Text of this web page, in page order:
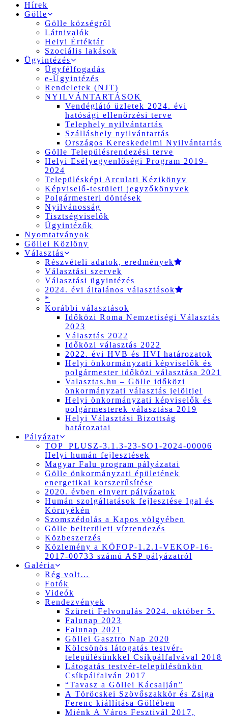
Hírek
Gölle
Gölle községről
Látnivalók
Helyi Értéktár
Szociális lakások
Ügyintézés
Ügyfélfogadás
e-Ügyintézés
Rendeletek (NJT)
NYILVÁNTARTÁSOK
Vendéglátó üzletek 2024. évi
hatósági ellenőrzési terve
Telephely nyilvántartás
Szálláshely nyilvántartás
Országos Kereskedelmi Nyilvántartás
Gölle Településrendezési terve
Helyi Esélyegyenlőségi Program 2019-
2024
Településképi Arculati Kézikönyv
Képviselő-testületi jegyzőkönyvek
Polgármesteri döntések
Nyilvánosság
Tisztségviselők
Ügyintézők
Nyomtatványok
Göllei Közlöny
Választás
Részvételi adatok, eredmények
Választási szervek
Választási ügyintézés
2024. évi általános választások
*
Korábbi választások
Időközi Roma Nemzetiségi Választás
2023
Választás 2022
Időközi választás 2022
2022. évi HVB és HVI határozatok
Helyi önkormányzati képviselők és
polgármester időközi választása 2021
Valasztas.hu – Gölle időközi
önkormányzati választás jelöltjei
Helyi önkormányzati képviselők és
polgármesterek választása 2019
Helyi Választási Bizottság
határozatai
Pályázat
TOP_PLUSZ-3.1.3-23-SO1-2024-00006
Helyi humán fejlesztések
Magyar Falu program pályázatai
Gölle önkormányzati épületének
energetikai korszerűsítése
2020. évben elnyert pályázatok
Humán szolgáltatások fejlesztése Igal és
Környékén
Szomszédolás a Kapos völgyében
Gölle belterületi vízrendezés
Közbeszerzés
Közlemény a KÖFOP-1.2.1-VEKOP-16-
2017-00733 számú ASP pályázatról
Galéria
Rég volt…
Fotók
Videók
Rendezvények
Szüreti Felvonulás 2024. október 5.
Falunap 2023
Falunap 2021
Göllei Gasztro Nap 2020
Kölcsönös látogatás testvér-
településünkkel Csíkpálfalvával 2018
Látogatás testvér-településünkön
Csíkpálfalván 2017
“Tavasz a Göllei Kácsalján”
A Töröcskei Szövőszakkör és Zsiga
Ferenc kiállítása Göllében
Miénk A Város Fesztivál 2017,